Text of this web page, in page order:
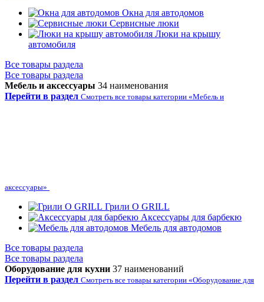
Окна для автодомов
Сервисные люки
Люки на крышу
автомобиля
Все товары раздела
Все товары раздела
Мебель и аксессуары 34 наименования
Перейти в раздел Смотреть все товары категории «Мебель и
аксессуары»
Грили O GRILL
Аксессуары для барбекю
Мебель для автодомов
Все товары раздела
Все товары раздела
Оборудование для кухни 37 наименований
Перейти в раздел Смотреть все товары категории «Оборудование для